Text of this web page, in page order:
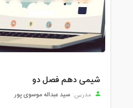
شیمی دهم فصل دو
مدرس: سید عبداله موسوی پور